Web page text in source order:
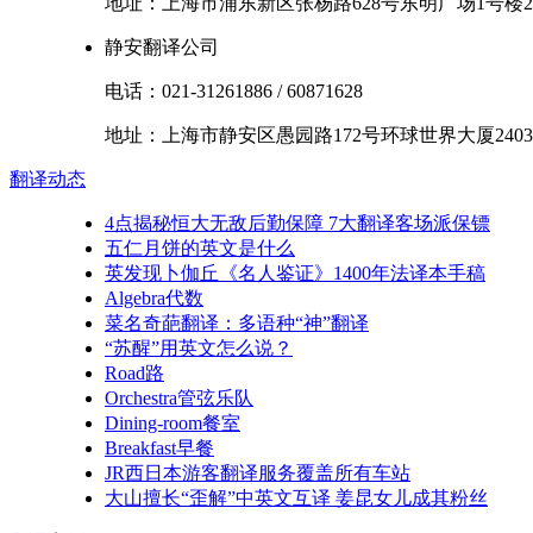
静安翻译公司
电话： 021-31261886 /60871628
地址： 上海市静安区愚园路172号环球世界大厦
翻译动态
4点揭秘恒大无敌后勤保障 7大翻译客场派保镖
五仁月饼的英文是什么
英发现卜伽丘《名人鉴证》1400年法译本手稿
Algebra代数
菜名奇葩翻译：多语种“神”翻译
“苏醒”用英文怎么说？
Road路
Orchestra管弦乐队
Dining-room餐室
Breakfast早餐
JR西日本游客翻译服务覆盖所有车站
大山擅长“歪解”中英文互译 姜昆女儿成其粉丝